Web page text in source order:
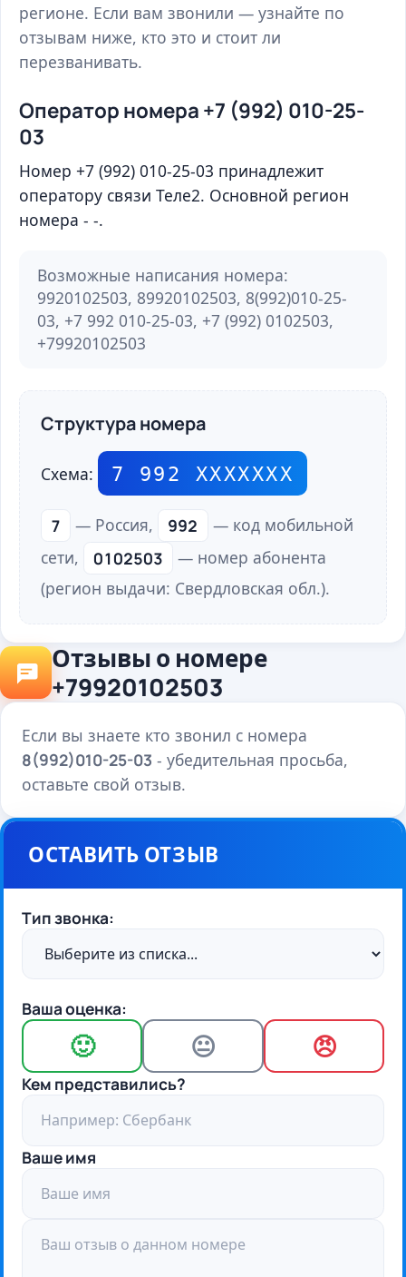
регионе. Если вам звонили — узнайте по
отзывам ниже, кто это и стоит ли
перезванивать.
Оператор номера +7 (992) 010-25-
03
Номер +7 (992) 010-25-03 принадлежит
оператору связи Теле2. Основной регион
номера - -.
Возможные написания номера:
9920102503, 89920102503, 8(992)010-25-
03, +7 992 010-25-03, +7 (992) 0102503,
+79920102503
Структура номера
Схема: 7 992 ХХХХХХХ
7 — Россия, 992
— код мобильной
сети,
0102503
— номер абонента
(регион выдачи: Свердловская обл.).
Отзывы о номере
+79920102503
Если вы знаете кто звонил с номера
8(992)010-25-03 - убедительная просьба,
оставьте свой отзыв.
ОСТАВИТЬ ОТЗЫВ
Тип звонка:
Ваша оценка:
🙂 😐 😠
Кем представились?
Ваше имя